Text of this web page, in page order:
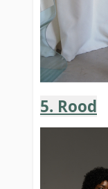
5. Rood